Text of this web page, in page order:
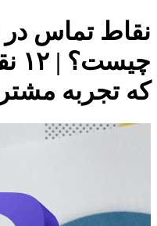
نقاط تماس
که تجربه